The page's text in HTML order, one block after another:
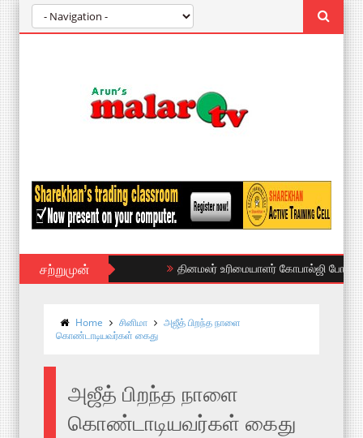
சற்றுமுன் தினமலர் உரிமையாளர் கோபால்ஜி போட்ட
Home சினிமா
அஜீத் பிறந்த நாளை
கொண்டாடியவர்கள் கைது
அஜீத் பிறந்த நாளை
கொண்டாடியவர்கள் கைது